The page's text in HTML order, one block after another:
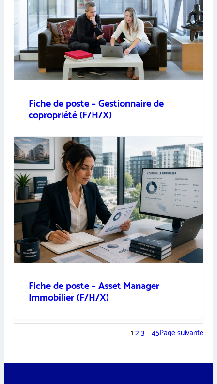
Fiche de poste – Gestionnaire de
copropriété (F/H/X)
Fiche de poste – Asset Manager
Immobilier (F/H/X)
123…45Page suivante